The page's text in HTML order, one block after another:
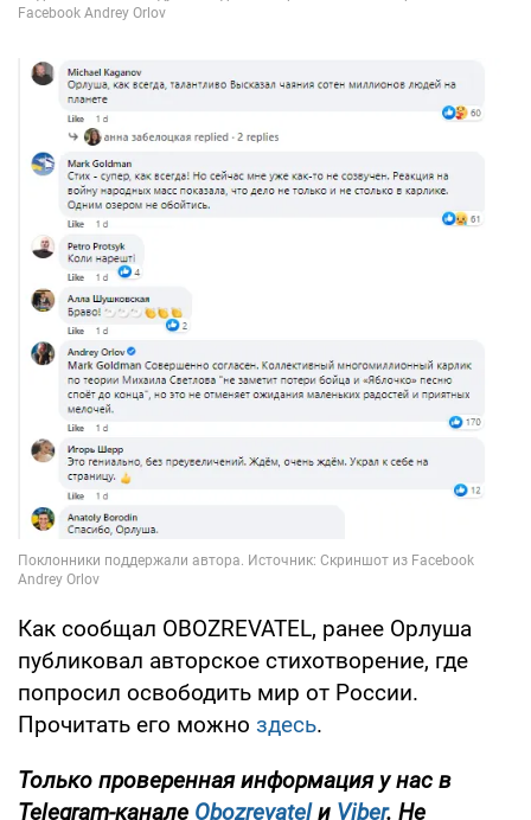
Как сообщал OBOZREVATEL, ранее Орлуша
публиковал авторское стихотворение, где
попросил освободить мир от России.
Прочитать его можно здесь.
Только проверенная информация у нас в
Telegram-канале Obozrevatelи Viber. Не